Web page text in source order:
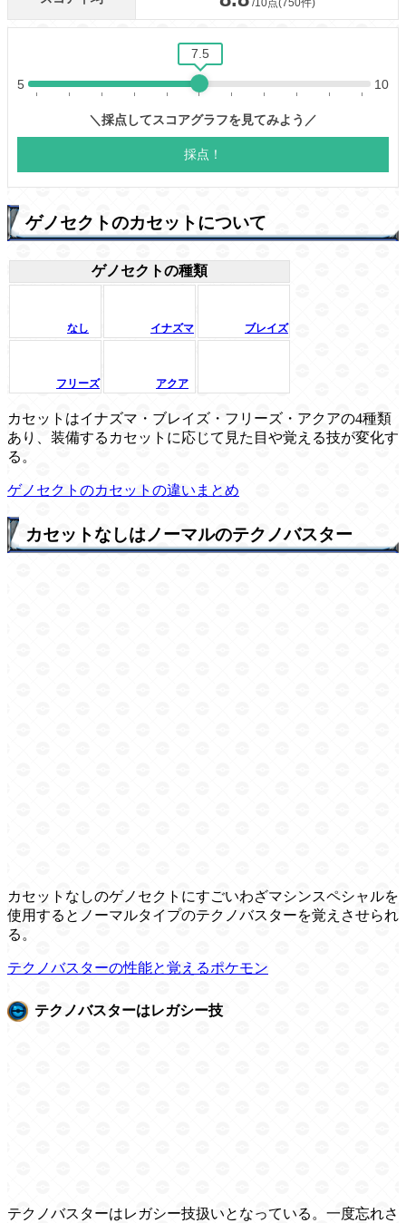
ゲノセクトのカセットについて
ゲノセクトの種類
なし イナズマ ブレイズ
フリーズ アクア
カセットはイナズマ・ブレイズ・フリーズ・アクアの4種類
あり、装備するカセットに応じて見た目や覚える技が変化す
る。
ゲノセクトのカセットの違いまとめ
カセットなしはノーマルのテクノバスター
カセットなしのゲノセクトにすごいわざマシンスペシャルを
使用するとノーマルタイプのテクノバスターを覚えさせられ
る。
テクノバスターの性能と覚えるポケモン
テクノバスターはレガシー技
テクノバスターはレガシー技扱いとなっている。一度忘れさ